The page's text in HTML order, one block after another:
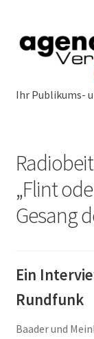
Navigation
springen
Inhalt
springen
Programm
„Flint
Gesang
Ein
Rundfunk
Baader und